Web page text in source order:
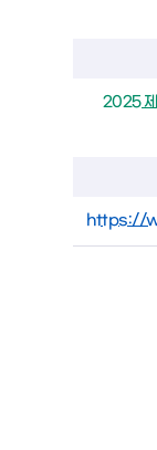
2025 제
https://